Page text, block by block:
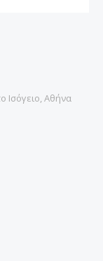
Ισόγειο, Αθήνα